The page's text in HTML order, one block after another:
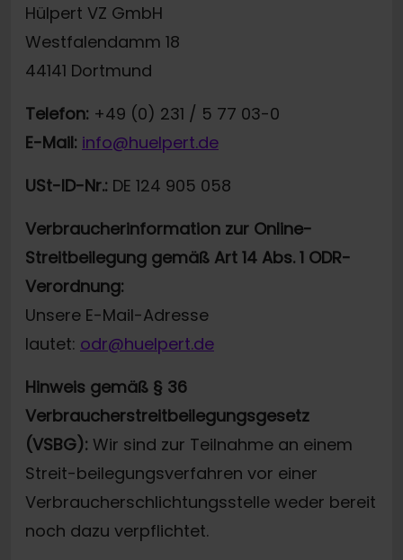
Hülpert VZ GmbH
Westfalendamm 18
44141 Dortmund
Telefon: +49 (0) 231 / 5 77 03-0
E-Mail: info@huelpert.de
USt-ID-Nr.: DE 124 905 058
Verbraucherinformation zur Online-
Streitbeilegung gemäß Art 14 Abs. 1 ODR-
Verordnung:
Unsere E-Mail-Adresse
lautet: odr@huelpert.de
Hinweis gemäß § 36
Verbraucherstreitbeilegungsgesetz
(VSBG): Wir sind zur Teilnahme an einem
Streit-beilegungsverfahren vor einer
Verbraucherschlichtungsstelle weder bereit
noch dazu verpflichtet.